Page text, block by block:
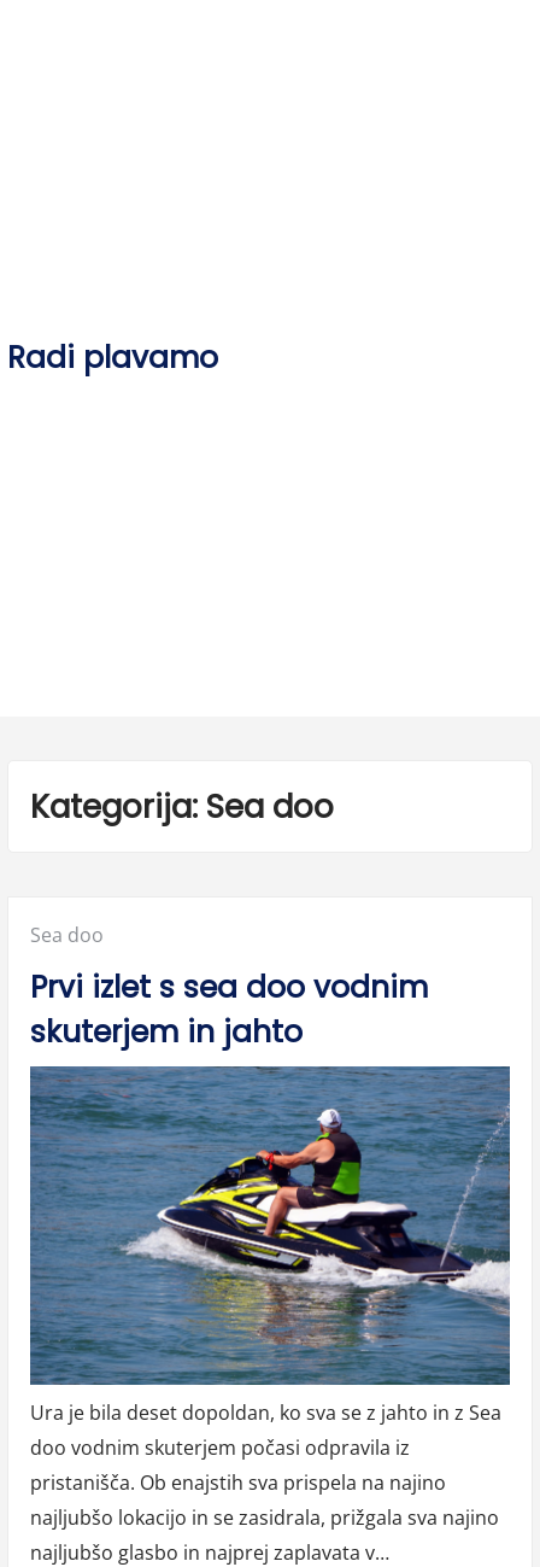
Radi plavamo
Kategorija: Sea doo
Posted
in:
Sea doo
Prvi izlet s sea doo vodnim
skuterjem in jahto
Ura je bila deset dopoldan, ko sva se z jahto in z Sea
doo vodnim skuterjem počasi odpravila iz
pristanišča. Ob enajstih sva prispela na najino
najljubšo lokacijo in se zasidrala, prižgala sva najino
najljubšo glasbo in najprej zaplavata v…